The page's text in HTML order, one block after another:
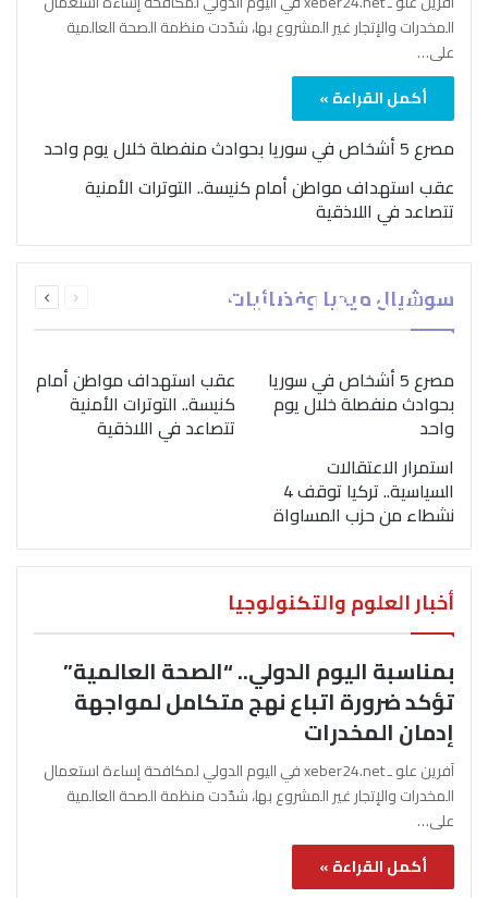
المخدرات والإتجار غير المشروع بها، شدّدت منظمة الصحة العالمية
على…
أكمل القراءة »
مصرع 5 أشخاص في سوريا بحوادث منفصلة خلال يوم واحد
عقب استهداف مواطن أمام كنيسة.. التوترات الأمنية
تتصاعد في اللاذقية
سوشيال ميديا وفضائيات الصفحةالصفحة
بمناسبة اليوم الدولي..
“الصحة العالمية” تؤكد
ضرورة اتباع نهج متكامل
لمواجهة إدمان المخدرات
مصرع 5 أشخاص في سوريا
بحوادث منفصلة خلال يوم
واحد
عقب استهداف مواطن أمام
كنيسة.. التوترات الأمنية
تتصاعد في اللاذقية
استمرار الاعتقالات
السياسية.. تركيا توقف 4
نشطاء من حزب المساواة
أخبار العلوم والتكنولوجيا
بمناسبة اليوم الدولي.. “الصحة العالمية”
تؤكد ضرورة اتباع نهج متكامل لمواجهة
إدمان المخدرات
آفرين علو ـ xeber24.net في اليوم الدولي لمكافحة إساءة استعمال
المخدرات والإتجار غير المشروع بها، شدّدت منظمة الصحة العالمية
على…
أكمل القراءة »